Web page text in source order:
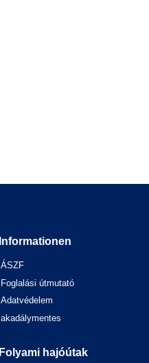
Informationen
ÁSZF
Foglalási útmutató
Adatvédelem
akadálymentes
Folyami hajóútak